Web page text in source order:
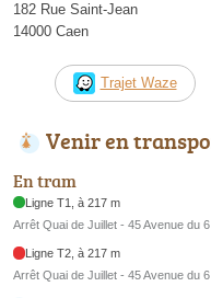
182 Rue Saint-Jean
14000 Caen
Trajet Waze
Venir en
En tram
Ligne T1, à 217 m
Arrêt Quai de Juillet - 45 Avenue du
Ligne T2, à 217 m
Arrêt Quai de Juillet - 45 Avenue du